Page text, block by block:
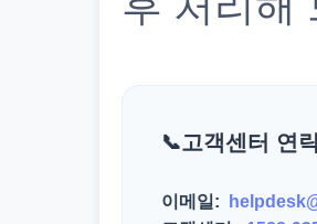
고객센터 연
이메일: